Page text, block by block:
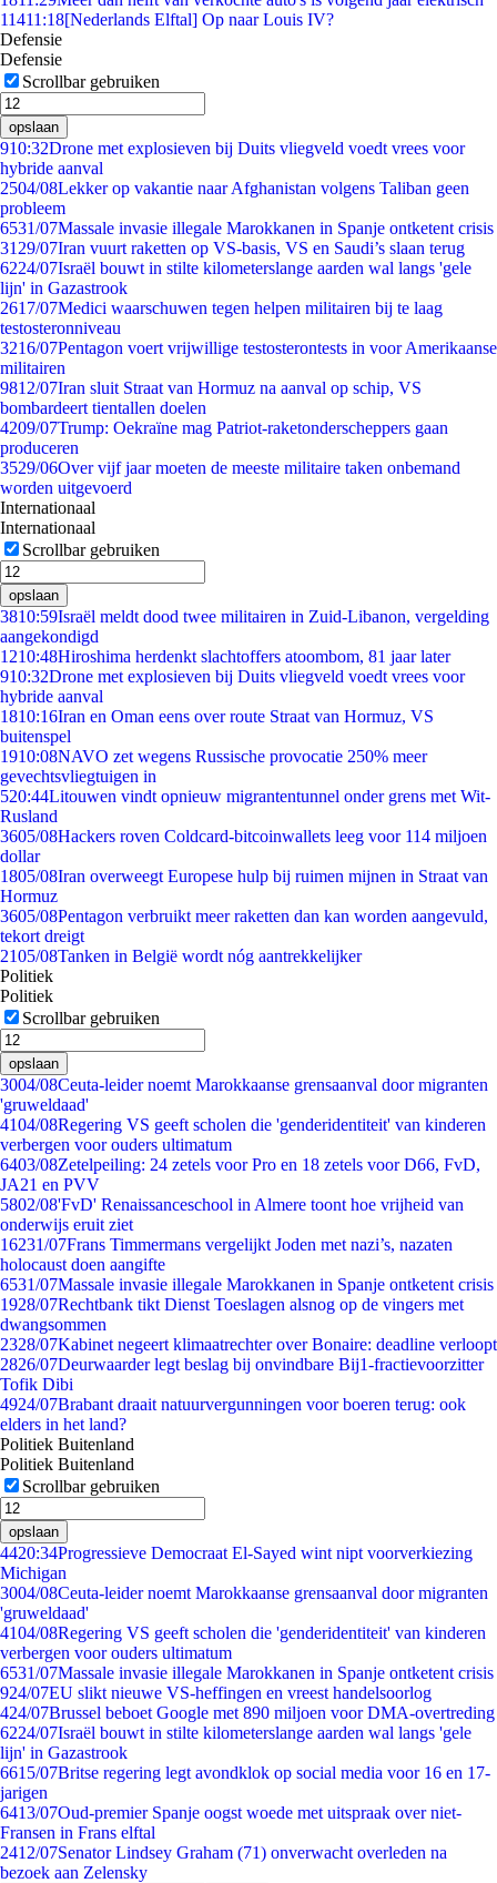
11411:18[Nederlands Elftal] Op naar Louis IV?
Defensie
Defensie
Scrollbar gebruiken
opslaan
910:32Drone met explosieven bij Duits vliegveld voedt vrees voor
hybride aanval
2504/08Lekker op vakantie naar Afghanistan volgens Taliban geen
probleem
6531/07Massale invasie illegale Marokkanen in Spanje ontketent crisis
31 29/07Iran vuurt raketten op VS-basis, VS en Saudi’s slaan terug
6224/07Israël bouwt in stilte kilometerslange aarden wal langs 'gele
lijn' in Gazastrook
2617/07Medici waarschuwen tegen helpen militairen bij te laag
testosteronniveau
3216/07Pentagon voert vrijwillige testosterontests in voor Amerikaanse
militairen
9812/07Iran sluit Straat van Hormuz na aanval op schip, VS
bombardeert tientallen doelen
4209/07Trump: Oekraïne mag Patriot-raketonderscheppers gaan
produceren
3529/06Over vijf jaar moeten de meeste militaire taken onbemand
worden uitgevoerd
Internationaal
Internationaal
Scrollbar gebruiken
opslaan
3810:59Israël meldt dood twee militairen in Zuid-Libanon, vergelding
aangekondigd
1210:48Hiroshima herdenkt slachtoffers atoombom, 81 jaar later
910:32Drone met explosieven bij Duits vliegveld voedt vrees voor
hybride aanval
1810:16Iran en Oman eens over route Straat van Hormuz, VS
buitenspel
1910:08NAVO zet wegens Russische provocatie 250% meer
gevechtsvliegtuigen in
520:44Litouwen vindt opnieuw migrantentunnel onder grens met Wit-
Rusland
3605/08Hackers roven Coldcard-bitcoinwallets leeg voor 114 miljoen
dollar
1805/08Iran overweegt Europese hulp bij ruimen mijnen in Straat van
Hormuz
3605/08Pentagon verbruikt meer raketten dan kan worden aangevuld,
tekort dreigt
2105/08Tanken in België wordt nóg aantrekkelijker
Politiek
Politiek
Scrollbar gebruiken
opslaan
3004/08Ceuta-leider noemt Marokkaanse grensaanval door migranten
'gruweldaad'
4104/08Regering VS geeft scholen die 'genderidentiteit' van kinderen
verbergen voor ouders ultimatum
6403/08Zetelpeiling: 24 zetels voor Pro en 18 zetels voor D66, FvD,
JA21 en PVV
5802/08'FvD' Renaissanceschool in Almere toont hoe vrijheid van
onderwijs eruit ziet
16231/07Frans Timmermans vergelijkt Joden met nazi’s, nazaten
holocaust doen aangifte
6531/07Massale invasie illegale Marokkanen in Spanje ontketent crisis
1928/07Rechtbank tikt Dienst Toeslagen alsnog op de vingers met
dwangsommen
2328/07Kabinet negeert klimaatrechter over Bonaire: deadline verloopt
2826/07Deurwaarder legt beslag bij onvindbare Bij1-fractievoorzitter
Tofik Dibi
4924/07Brabant draait natuurvergunningen voor boeren terug: ook
elders in het land?
Politiek Buitenland
Politiek Buitenland
Scrollbar gebruiken
opslaan
4420:34Progressieve Democraat El-Sayed wint nipt voorverkiezing
Michigan
3004/08Ceuta-leider noemt Marokkaanse grensaanval door migranten
'gruweldaad'
4104/08Regering VS geeft scholen die 'genderidentiteit' van kinderen
verbergen voor ouders ultimatum
6531/07Massale invasie illegale Marokkanen in Spanje ontketent crisis
924/07EU slikt nieuwe VS-heffingen en vreest handelsoorlog
424/07Brussel beboet Google met 890 miljoen voor DMA-overtreding
6224/07Israël bouwt in stilte kilometerslange aarden wal langs 'gele
lijn' in Gazastrook
6615/07Britse regering legt avondklok op social media voor 16 en 17-
jarigen
6413/07Oud-premier Spanje oogst woede met uitspraak over niet-
Fransen in Frans elftal
2412/07Senator Lindsey Graham (71) onverwacht overleden na
bezoek aan Zelensky